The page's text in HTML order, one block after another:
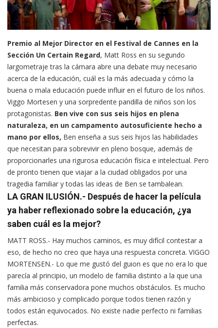
Premio al Mejor Director en el Festival de Cannes en la
Sección Un Certain Regard, Matt Ross en su segundo
largometraje tras la cámara abre una debate muy necesario
acerca de la educación, cuál es la más adecuada y cómo la
buena o mala educación puede influir en el futuro de los niños.
Viggo Mortesen y una sorpredente pandilla de niños son los
protagonistas. Ben vive con sus seis hijos en plena
naturaleza, en un campamento autosuficiente hecho a
mano por ellos, Ben enseña a sus seis hijos las habilidades
que necesitan para sobrevivir en pleno bosque, además de
proporcionarles una rigurosa educación física e intelectual. Pero
de pronto tienen que viajar a la ciudad obligados por una
tragedia familiar y todas las ideas de Ben se tambalean.
LA GRAN ILUSIÓN.- Después de hacer la película
ya haber reflexionado sobre la educación, ¿ya
saben cuál es la mejor?
MATT ROSS.- Hay muchos caminos, es muy difícil contestar a
eso, de hecho no creo que haya una respuesta concreta. VIGGO
MORTENSEN.- Lo que me gustó del guion es que no era lo que
parecía al principio, un modelo de familia distinto a la que una
familia más conservadora pone muchos obstáculos. Es mucho
más ambicioso y complicado porque todos tienen razón y
todos están equivocados. No existe nadie perfecto ni familias
perfectas.